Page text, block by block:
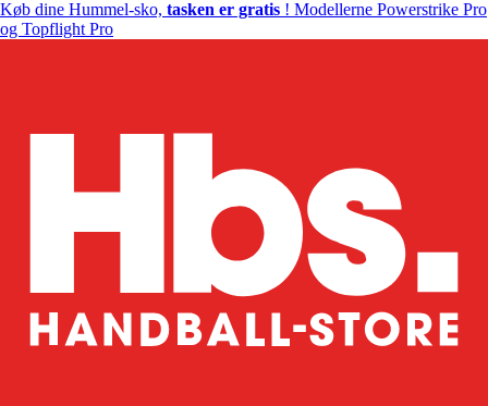
Køb dine Hummel-sko, tasken er gratis ! Modellerne Powerstrike Pro
og Topflight Pro